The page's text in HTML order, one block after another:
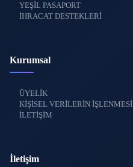
YEŞİL PASAPORT
İHRACAT DESTEKLERİ
Kurumsal
ÜYELİK
KİŞİSEL VERİLERİN İŞLENMESİ
İLETİŞİM
İletişim